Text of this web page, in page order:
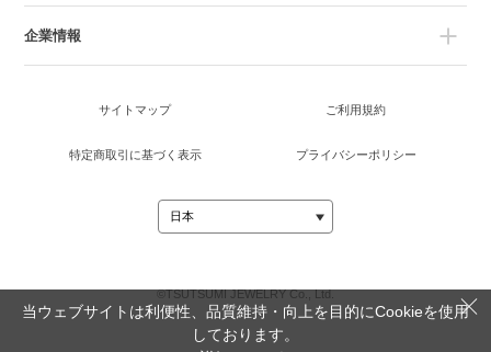
企業情報
サイトマップ ご利用規約
特定商取引に基づく表示 プライバシーポリシー
©TSUTSUMI JEWELRY Co., Ltd.
当ウェブサイトは利便性、品質維持・向上を目的にCookieを使用
しております。